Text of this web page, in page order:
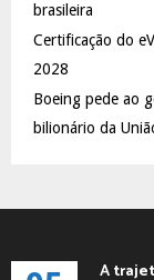
brasileira
Certificação do
2028
Boeing pede ao
bilionário da
A